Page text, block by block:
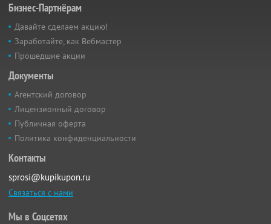
Бизнес-Партнёрам
Давайте сделаем акцию!
Заработайте, как Вебмастер
Прошедшие акции
Документы
Агентский договор
Лицензионный договор
Публичная оферта
Политика конфиденциальности
Контакты
sprosi@kupikupon.ru
Связаться с нами
Мы в Соцсетях